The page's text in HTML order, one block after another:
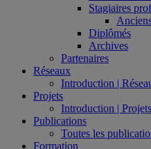
Stagiaires
Diplômés
Archives
Partenaires
Réseaux
Introduction |
Projets
Introduction | Projets
Publications
Toutes les
Formation